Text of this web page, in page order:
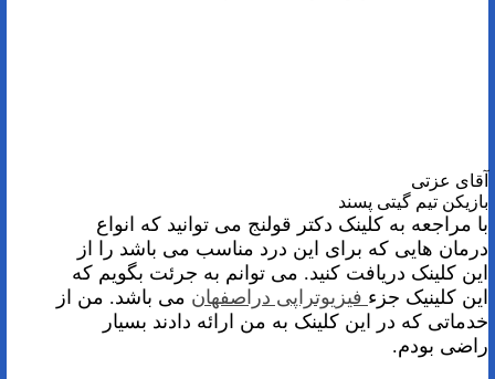
آقای عزتی
بازیکن تیم گیتی پسند
با مراجعه به کلینک دکتر قولنج می توانید که انواع
درمان هایی که برای این درد مناسب می باشد را از
این کلینک دریافت کنید. می توانم به جرئت بگویم که
این کلینیک جزء فیزیوتراپی دراصفهان می باشد. من از
خدماتی که در این کلینک به من ارائه دادند بسیار
راضی بودم.